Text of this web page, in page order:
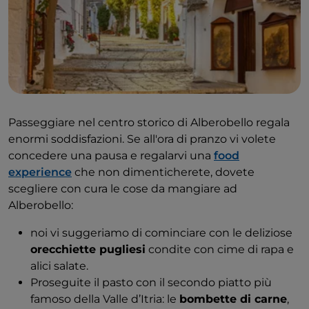
Passeggiare nel centro storico di Alberobello regala
enormi soddisfazioni. Se all'ora di pranzo vi volete
concedere una pausa e regalarvi una food
experience che non dimenticherete, dovete
scegliere con cura le cose da mangiare ad
Alberobello:
noi vi suggeriamo di cominciare con le deliziose
orecchiette pugliesi condite con cime di rapa e
alici salate.
Proseguite il pasto con il secondo piatto più
famoso della Valle d’Itria: le bombette di carne,